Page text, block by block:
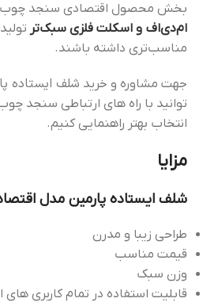
بخش محصول اقتصادی سنجد
ام‌دی‌اف و اسکلت فلزی سبک‌تر
مناسب‌تری داشته باشند.
جهت مشاوره و خرید شلف ایستاده
توانید با راه های ارتباطی سنجد
انتخاب بهتر راهنمایی کنیم.
مزایا
شلف ایستاده پارمین مدل
طراحی زیبا و مدرن
قیمت مناسب
وزن سبک
قابلیت استفاده در تمام کاربری های